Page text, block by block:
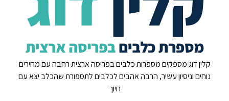
קלין דוג מספקים מספרות כלבים בפריסה ארצית רחבה עם מחירים
נוחים וניסיון עשיר, הרבה אהבים לכלבים לתספורת שהכלב יצא עם
חיוך